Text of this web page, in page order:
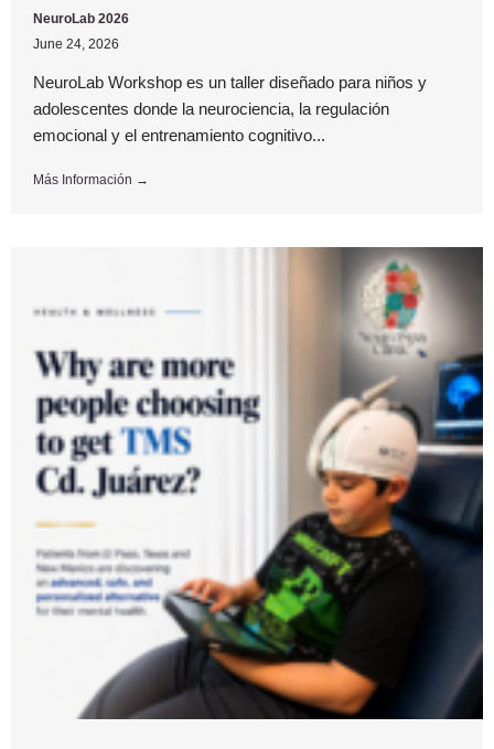
NeuroLab 2026
June 24, 2026
NeuroLab Workshop es un taller diseñado para niños y
adolescentes donde la neurociencia, la regulación
emocional y el entrenamiento cognitivo...
Más Información →